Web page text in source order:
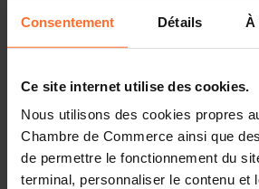
Consentement Détails À
Ce site internet utilise des cookies.
Nous utilisons des cookies propres
Chambre de Commerce ainsi que
de permettre le fonctionnement du
terminal, personnaliser le contenu et
un cycle d’enseignement ;
secondaires luxembourgeois ou
- soit avoir accompli avec succès
l’enseignement supérieur ou